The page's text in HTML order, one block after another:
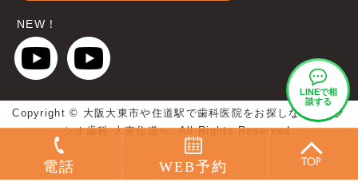
電話 WEB予約
NEW！
Copyright © 大阪大東市や住道駅で歯科医院をお探しなら、ヨク
シオ歯科 大東住道へ.All Rights Reserved.
LINEで相
談する